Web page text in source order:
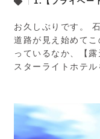
お久しぶりです。
道路が見え始めて
っているなか、【
スターライトホテ